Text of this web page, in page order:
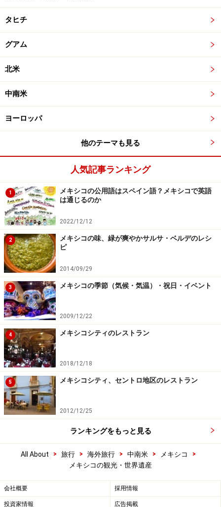
タヒチ
グアム
北米
中南米
ヨーロッパ
他のテーマも見る
人気記事ランキング
1
メキシコの公用語はスペイン語？メキシコで英語
は通じるのか
2022/12/12
2
メキシコの味、緑が爽やかサルサ・ベルデのレシ
ピ
2014/09/29
3 メキシコの季節（気候・気温）・祝日・イベント
2009/12/22
4 メキシコシティのレストラン
2018/12/18
5 メキシコシティ、セントロ地区のレストラン
2012/12/25
ランキングをもっと見る
All About > 旅行 > 海外旅行 > 中南米 > メキシコ
>
メキシコの観光・世界遺産
会社概要 採用情報
投資家情報 広告掲載